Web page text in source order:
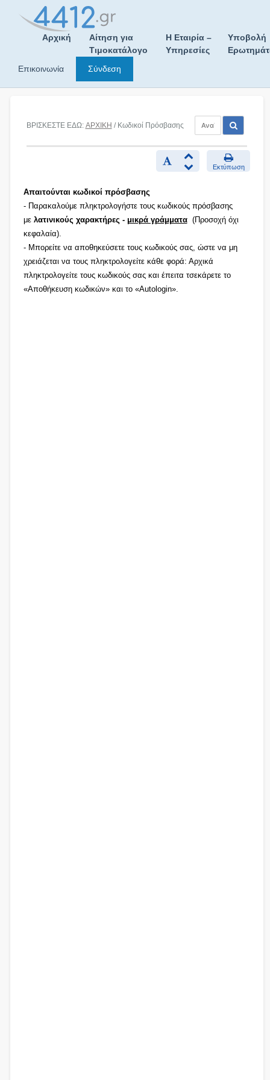
Αρχική
Αίτηση για
Τιμοκατάλογο
Η Εταιρία –
Υπηρεσίες
Υποβολή
Επικοινωνία
Σύνδεση
ΒΡΙΣΚΕΣΤΕ ΕΔΩ: ΑΡΧΙΚΗ / Κωδικοί Πρόσβασης
Εκτύπωση
Απαιτούνται κωδικοί πρόσβασης
- Παρακαλούμε πληκτρολογήστε τους κωδικούς πρόσβασης
με λατινικούς χαρακτήρες - μικρά γράμματα(Προσοχή όχι
κεφαλαία).
- Μπορείτε να αποθηκεύσετε τους κωδικούς σας, ώστε να μη
χρειάζεται να τους πληκτρολογείτε κάθε φορά: Αρχικά
πληκτρολογείτε τους κωδικούς σας και έπειτα τσεκάρετε το
«Αποθήκευση κωδικών» και το «Autologin».